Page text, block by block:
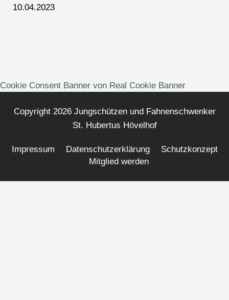
10.04.2023
Cookie Consent Banner von Real Cookie Banner
Copyright 2026 Jungschützen und Fahnenschwenker
St. Hubertus Hövelhof
Impressum Datenschutzerklärung
Schutzkonzept
Mitglied werden